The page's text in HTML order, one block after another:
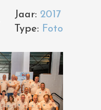
Jaar: 2017
Type: Foto